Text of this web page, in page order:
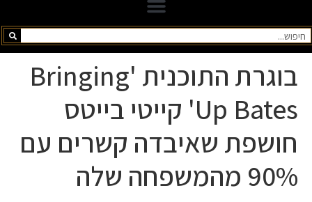
בוגרת התוכנית 'Bringing
Up Bates' קייטי בייטס
חושפת שאיבדה קשרים עם
90% מהמשפחה שלה